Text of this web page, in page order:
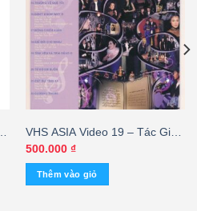
VHS ASIA Video 19 – Tác Giả
Tác Phẩm 2 – cái
500.000 ₫
Thêm vào giỏ